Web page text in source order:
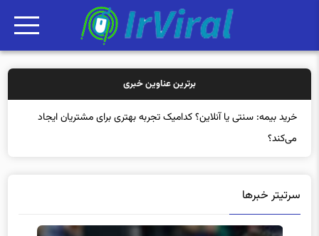
برترین عناوین خبری
خرید بیمه: سنتی یا آنلاین؟ کدامیک تجربه بهتری برای مشتریان ایجاد
می‌کند؟
سرتیتر خبرها